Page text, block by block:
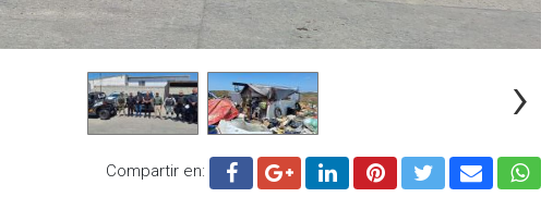
›
Compartir en: